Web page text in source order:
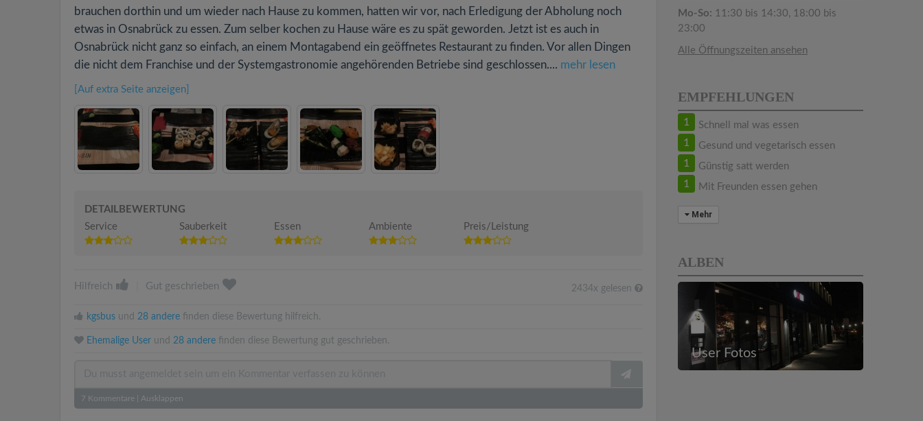
brauchen dorthin und um wieder nach Hause zu kommen, hatten wir vor, nach Erledigung der Abholung noch
etwas in Osnabrück zu essen. Zum selber kochen zu Hause wäre es zu spät geworden. Jetzt ist es auch in
Osnabrück nicht ganz so einfach, an einem Montagabend ein geöffnetes Restaurant zu finden. Vor allen Dingen
die nicht dem Franchise und der Systemgastronomie angehörenden Betriebe sind geschlossen.... mehr lesen
[Auf extra Seite anzeigen]
DETAILBEWERTUNG
Service
Sauberkeit Essen Ambiente Preis/Leistung
Hilfreich Gut geschrieben 2434x gelesen
kgsbus und 28 andere finden diese Bewertung hilfreich.
Ehemalige User und 28 andere finden diese Bewertung gut geschrieben.
7 Kommentare Ausklappen
Mo-So: 11:30 bis 14:30, 18:00 bis
23:00
Alle Öffnungszeiten ansehen
EMPFEHLUNGEN
1 Schnell mal was essen
1 Gesund und vegetarisch essen
1 Günstig satt werden
1 Mit Freunden essen gehen
Mehr
ALBEN
User Fotos